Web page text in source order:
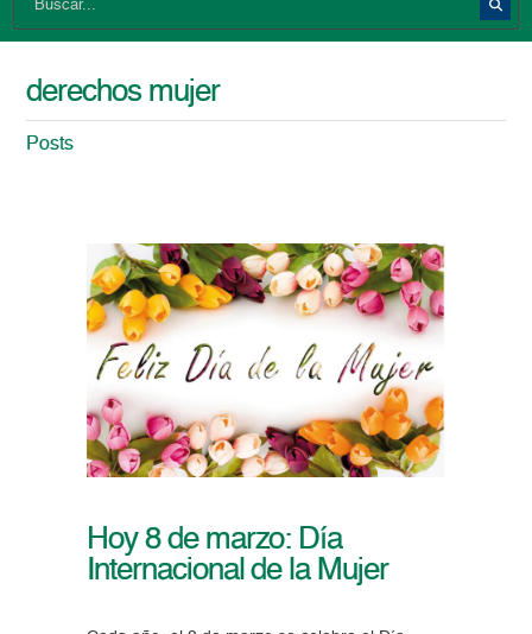
derechos mujer
Posts
Hoy 8 de marzo: Día
Internacional de la Mujer